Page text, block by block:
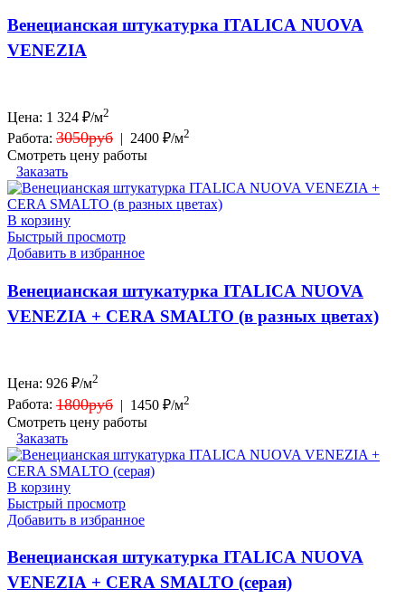
Венецианская штукатурка ITALICA NUOVA
VENEZIA
Цена: 1 324 ₽/м2
Работа: 3050руб | 2400 ₽/м2
Смотреть цену работы
Заказать
В корзину
Быстрый просмотр
Добавить в избранное
Венецианская штукатурка ITALICA NUOVA
VENEZIA + CERA SMALTO (в разных цветах)
Цена: 926 ₽/м2
Работа: 1800руб | 1450 ₽/м2
Смотреть цену работы
Заказать
В корзину
Быстрый просмотр
Добавить в избранное
Венецианская штукатурка ITALICA NUOVA
VENEZIA + CERA SMALTO (серая)